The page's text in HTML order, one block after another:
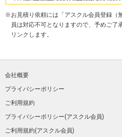
お見積り依頼には「アスクル会員登録（
員は対応不可となりますので、予めご了
リンクします。
会社概要
プライバシーポリシー
ご利用規約
プライバシーポリシー(アスクル会員)
ご利用規約(アスクル会員)